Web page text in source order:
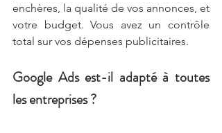
enchères, la qualité de vos annonces, et
votre budget. Vous avez un contrôle
total sur vos dépenses publicitaires.
Google Ads est-il adapté à toutes
les entreprises ?